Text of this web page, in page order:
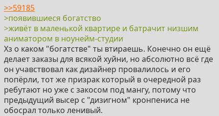
>>59185
>появившиеся богатство
>живёт в маленькой квартире и батрачит низшим
аниматором в ноунейм-студии
Хз о каком "богатстве" ты втираешь. Конечно он ещё
делает заказы для всякой хуйни, но абсолютно всё где
он учавствовал как дизайнер провалилось и его
попёрли, тот же призрак который в очередной раз
ребутают но уже с закосом под мангу, потому что
предыдущий высер с "дизигном" кронпениса не
обосрал только ленивый.